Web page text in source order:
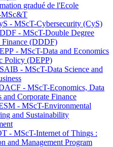
gradué de l'Ecole
MSc&T
- MScT-Cybersecurity (CyS)
- MScT-Double Degree
Finance (DDDF)
- MScT-Data and Economics
Policy (DEPP)
- MScT-Data Science and
- MScT-Economics, Data
and Corporate Finance
- MScT-Environmental
and Sustainability
- MScT-Internet of Things :
and Management Program